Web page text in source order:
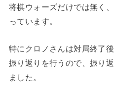
将棋ウォーズだけでは無く
っています。
特にクロノさんは対局終了
振り返りを行うので、振り
ました。